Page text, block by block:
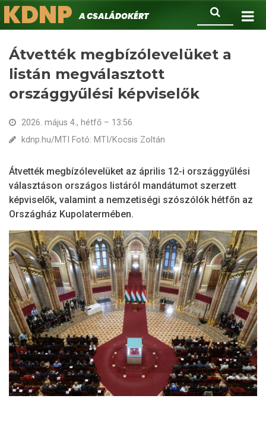
Ugrás
a
Keresés
KDNPA családokért.
Átvették megbízólevelüket a
listán megválasztott
országgyűlési képviselők
2026. május 4., hétfő – 13:56
kdnp.hu/MTI Fotó: MTI/Kocsis Zoltán
Átvették megbízólevelüket az április 12-i országgyűlési
választáson országos listáról mandátumot szerzett
képviselők, valamint a nemzetiségi szószólók hétfőn az
Országház Kupolatermében.